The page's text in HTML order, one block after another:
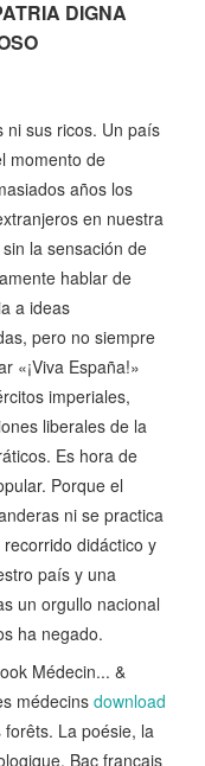
DIGNA
ni sus ricos. Un país
momento de
años los
en nuestra
la sensación de
hablar de
a ideas
pero no siempre
«¡Viva España!»
imperiales,
liberales de la
Es hora de
Porque el
ni se practica
didáctico y
país y una
un orgullo nacional
ha negado.
Médecin... &
médecins download
La poésie, la
Bac français